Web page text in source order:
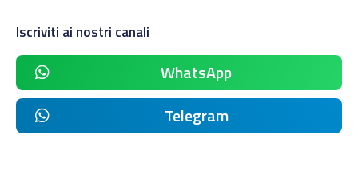
Iscriviti ai nostri canali
WhatsApp
Telegram